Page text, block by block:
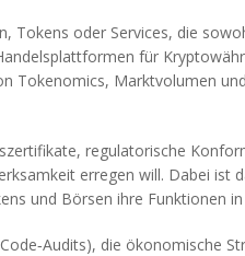
Tokens oder Services, die
für
Tokenomics, Marktvolumen
regulatorische
erregen will. Dabei ist
und Börsen ihre Funktionen
die ökonomische